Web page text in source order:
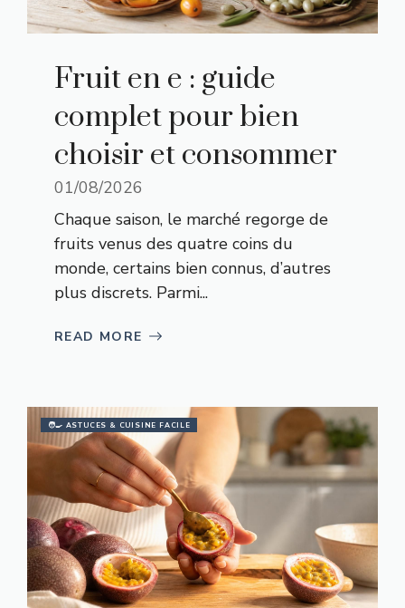
Fruit en e : guide
complet pour bien
choisir et consommer
01/08/2026
Chaque saison, le marché regorge de
fruits venus des quatre coins du
monde, certains bien connus, d’autres
plus discrets. Parmi...
READ MORE
🧑‍🍳 ASTUCES & CUISINE FACILE